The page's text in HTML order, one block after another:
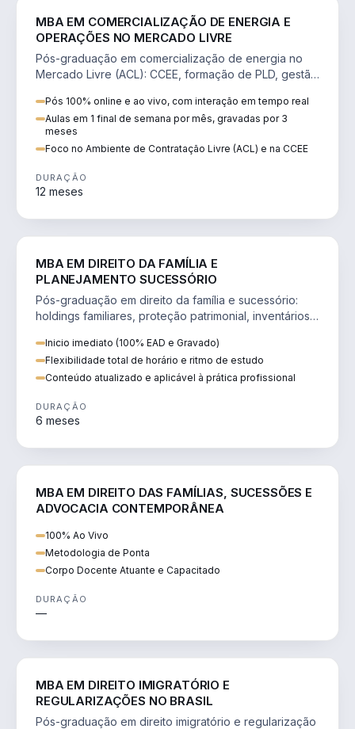
MBA EM COMERCIALIZAÇÃO DE ENERGIA E
OPERAÇÕES NO MERCADO LIVRE
Pós-graduação em comercialização de energia no
Mercado Livre (ACL): CCEE, formação de PLD, gestão
Pós 100% online e ao vivo, com interação em tempo real
Aulas em 1 final de semana por mês, gravadas por 3
meses
Foco no Ambiente de Contratação Livre (ACL) e na CCEE
DURAÇÃO
12 meses
MBA EM DIREITO DA FAMÍLIA E
PLANEJAMENTO SUCESSÓRIO
Pós-graduação em direito da família e sucessório:
holdings familiares, proteção patrimonial, inventários
Inicio imediato (100% EAD e Gravado)
Flexibilidade total de horário e ritmo de estudo
Conteúdo atualizado e aplicável à prática profissional
DURAÇÃO
6 meses
MBA EM DIREITO DAS FAMÍLIAS, SUCESSÕES E
ADVOCACIA CONTEMPORÂNEA
100% Ao Vivo
Metodologia de Ponta
Corpo Docente Atuante e Capacitado
DURAÇÃO
—
MBA EM DIREITO IMIGRATÓRIO E
REGULARIZAÇÕES NO BRASIL
Pós-graduação em direito imigratório e regularização